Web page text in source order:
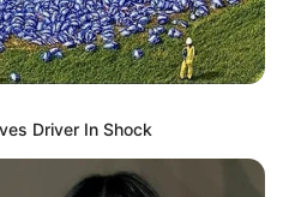
Driver In Shock